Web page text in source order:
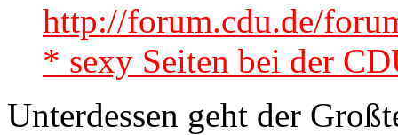
http://forum.cdu.de/
* sexy Seiten bei der
Unterdessen geht der